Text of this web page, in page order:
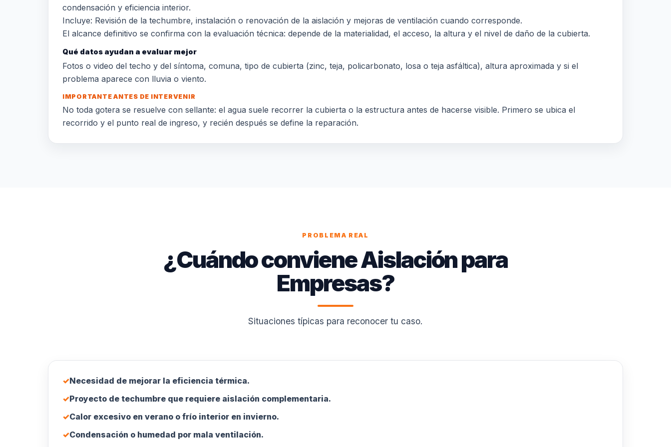
condensación y eficiencia interior.
Incluye: Revisión de la techumbre, instalación o renovación de la aislación y mejoras de ventilación cuando corresponde.
El alcance definitivo se confirma con la evaluación técnica: depende de la materialidad, el acceso, la altura y el nivel de daño de la cubierta.
Qué datos ayudan a evaluar mejor
Fotos o video del techo y del síntoma, comuna, tipo de cubierta (zinc, teja, policarbonato, losa o teja asfáltica), altura aproximada y si el
problema aparece con lluvia o viento.
IMPORTANTE ANTES DE INTERVENIR
No toda gotera se resuelve con sellante: el agua suele recorrer la cubierta o la estructura antes de hacerse visible. Primero se ubica el
recorrido y el punto real de ingreso, y recién después se define la reparación.
PROBLEMA REAL
¿Cuándo conviene Aislación para
Empresas?
Situaciones típicas para reconocer tu caso.
✓Necesidad de mejorar la eficiencia térmica.
✓Proyecto de techumbre que requiere aislación complementaria.
✓Calor excesivo en verano o frío interior en invierno.
✓Condensación o humedad por mala ventilación.